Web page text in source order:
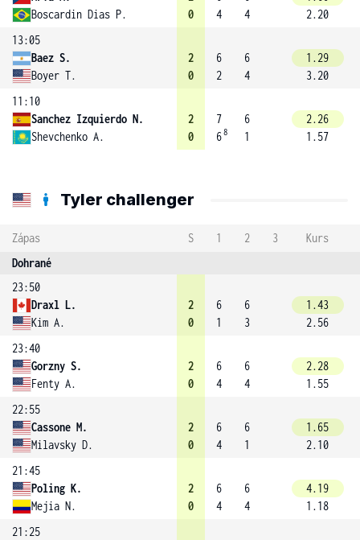
Boscardin Dias P.
0
4
4
2.20
13:05
Baez S.
Boyer T.
2
0
6
2
6
4
1.29
3.20
11:10
Sanchez Izquierdo N.
Shevchenko A.
2
0
7
68
6
1
2.26
1.57
Tyler challenger
Zápas S 1 2 3
Kurs
Dohrané
23:50
Draxl L.
Kim A.
2
0
6
1
6
3
1.43
2.56
23:40
Gorzny S.
Fenty A.
2
0
6
4
6
4
2.28
1.55
22:55
Cassone M.
Milavsky D.
2
0
6
4
6
1
1.65
2.10
21:45
Poling K.
Mejia N.
2
0
6
4
6
4
4.19
1.18
21:25